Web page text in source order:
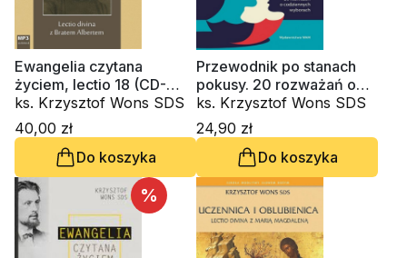
Ewangelia czytana
życiem, lectio 18 (CD-
audiobook)
ks. Krzysztof Wons SDS
40,00 zł
Do koszyka
Przewodnik po stanach
pokusy. 20 rozważań o
codziennych wyborach
ks. Krzysztof Wons SDS
24,90 zł
Do koszyka
%